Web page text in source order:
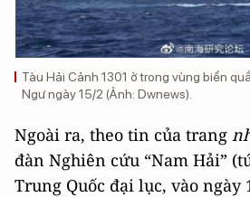
Tàu Hải Cảnh 1301 ở trong vùng biển
Ngư ngày 15/2 (Ảnh: Dwnews).
Ngoài ra, theo tin của trang
đàn Nghiên cứu “Nam Hải”
Trung Quốc đại lục, vào ngày